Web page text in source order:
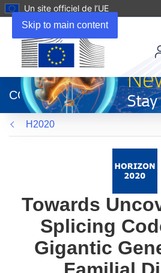
Skip to main content
Un site officiel de l’UE
dans
une
nouvelle
fenêtre)
CORDIS
H2020
Towards
Splicing
Gigantic